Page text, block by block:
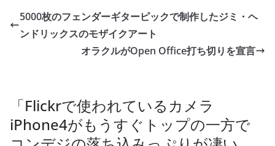
e
b
er et
5000枚のフェンダーギターピックで制作したジミ・ヘ
ンドリックスのモザイクアート
オラクルがOpen Office打ち切りを宣言
「Flickrで使われているカメラ
iPhone4がもうすぐトップの一方で